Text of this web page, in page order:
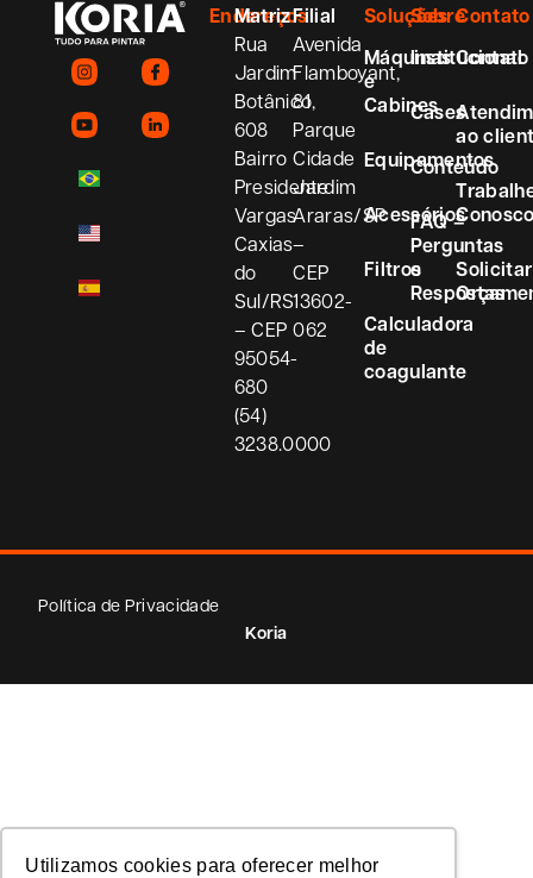
Utilizamos cookies para oferecer melhor
Endereços
Matriz
Rua
Jardim
Botânico,
608
Bairro
Presidente
Vargas
Caxias
do
Sul/RS
– CEP
95054-
680
(54)
3238.0000
Filial
Avenida
Flamboyant,
81
Parque
Cidade
Jardim
Araras/SP
–
CEP
13602-
062
Soluções
Máquinas
e
Cabines
Equipamentos
Acessórios
Filtros
Calculadora
de
coagulante
Sobre
Institucional
Cases
Conteúdo
FAQ –
Perguntas
e
Respostas
Contato
Contato
ao
Solicitar
Política de Privacidade
Koria